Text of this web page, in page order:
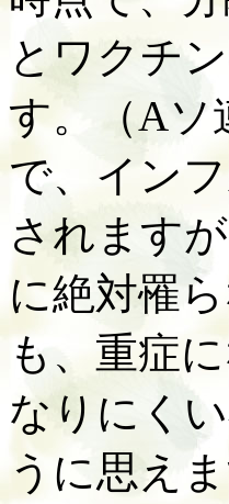
とワクチ
す。（Aソ
で、イン
されます
に絶対罹
も、重症
なりにく
うに思え